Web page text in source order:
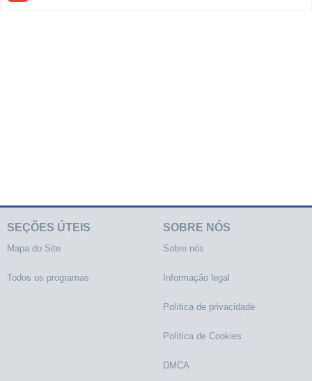
SEÇÕES ÚTEIS
Mapa do Site
Todos os programas
SOBRE NÓS
Sobre nós
Informação legal
Política de privacidade
Política de Cookies
DMCA